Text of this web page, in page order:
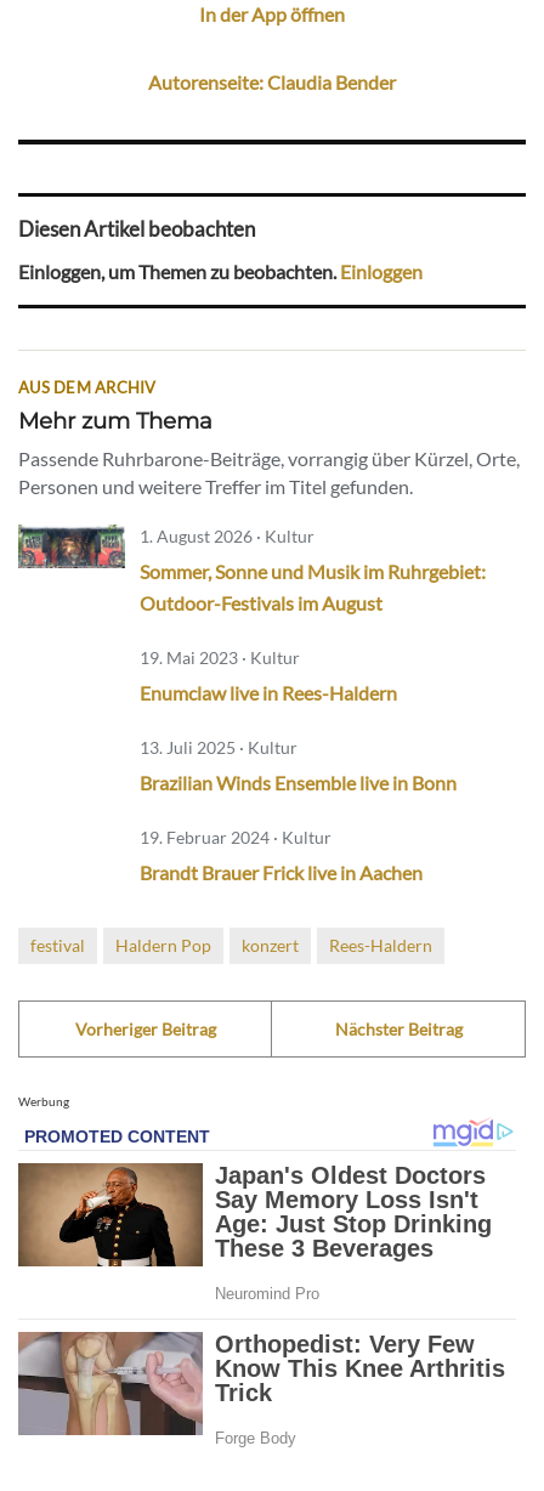
In der App öffnen
Autorenseite: Claudia Bender
Diesen Artikel beobachten
Einloggen, um Themen zu beobachten.Einloggen
AUS DEM ARCHIV
Mehr zum Thema
Passende Ruhrbarone-Beiträge, vorrangig über Kürzel, Orte,
Personen und weitere Treffer im Titel gefunden.
1. August 2026 · Kultur
Sommer, Sonne und Musik im Ruhrgebiet:
Outdoor-Festivals im August
19. Mai 2023 · Kultur
Enumclaw live in Rees-Haldern
13. Juli 2025 · Kultur
Brazilian Winds Ensemble live in Bonn
19. Februar 2024 · Kultur
Brandt Brauer Frick live in Aachen
festival Haldern Pop konzert Rees-Haldern
Vorheriger Beitrag Nächster Beitrag
Werbung